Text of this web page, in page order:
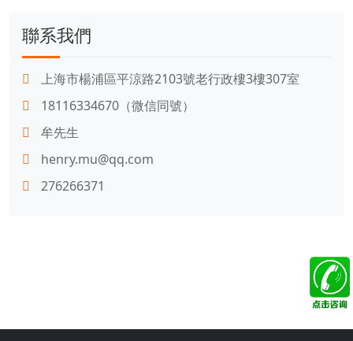
聯系我們
上海市楊浦區平涼路2103號老行政樓3樓307室
18116334670（微信同號）
牟先生
henry.mu@qq.com
276266371